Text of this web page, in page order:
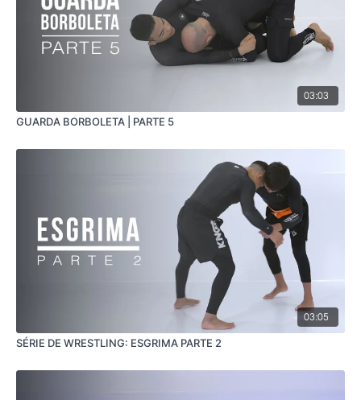
03:03
GUARDA BORBOLETA | PARTE 5
03:05
SÉRIE DE WRESTLING: ESGRIMA PARTE 2